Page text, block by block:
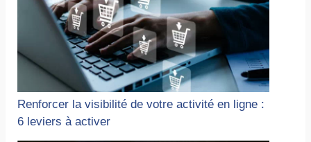
Renforcer la visibilité de votre activité en ligne :
6 leviers à activer